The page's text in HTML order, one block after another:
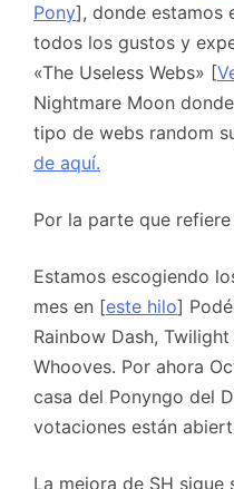
Pony], donde estamos
todos los gustos y
«The Useless Webs» [
Nightmare Moon
tipo de webs random
de aquí.
Por la parte que
Estamos escogiendo
mes en [este hilo]
Rainbow Dash,
Whooves. Por ahora
casa del Ponyngo del
votaciones están
La mejora de SH sigue